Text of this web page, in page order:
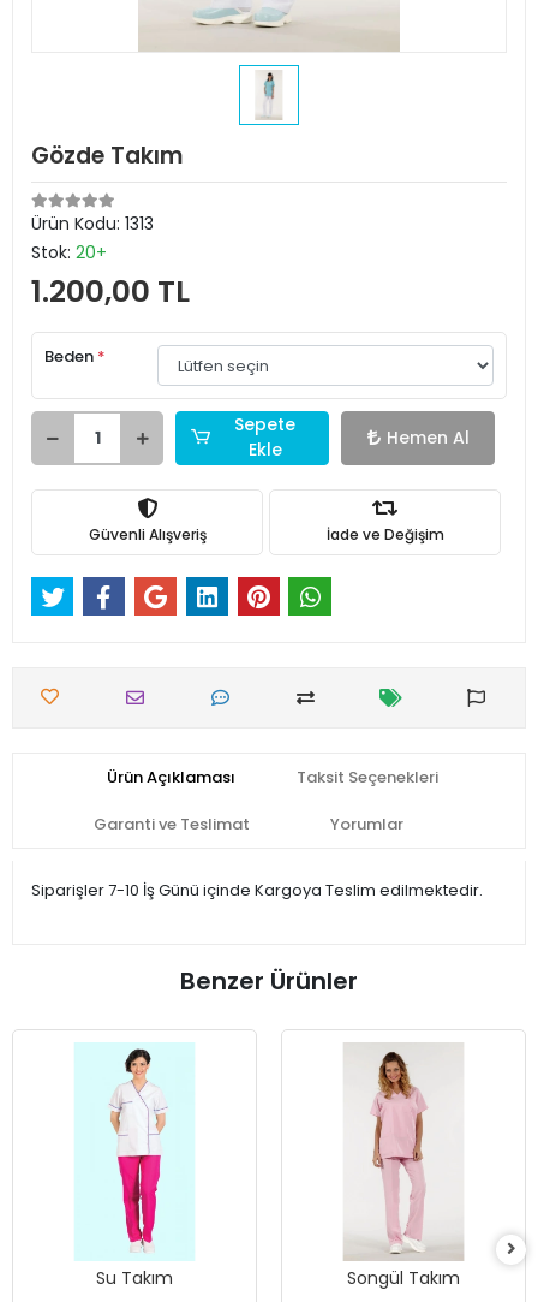
Gözde Takım
Ürün Kodu: 1313
Stok: 20+
1.200,00 TL
Beden *
Sepete
Ekle
Hemen Al
Güvenli Alışveriş İade ve Değişim
Ürün Açıklaması
Garanti ve Teslimat
Taksit Seçenekleri
Yorumlar
Siparişler 7-10 İş Günü içinde Kargoya Teslim edilmektedir.
Benzer Ürünler
Su Takım Songül Takım